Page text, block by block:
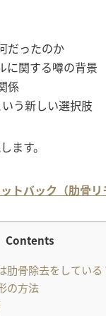
だったのか
に関する噂の背景
係
う新しい選択肢
ます。
トバック（肋骨
Contents
肋骨除去をしてい
の方法